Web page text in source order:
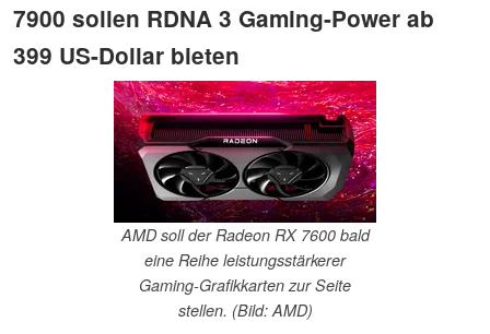
7900 sollen RDNA 3 Gaming-Power ab
399 US-Dollar bieten
AMD soll der Radeon RX 7600 bald
eine Reihe leistungsstärkerer
Gaming-Grafikkarten zur Seite
stellen. (Bild: AMD)